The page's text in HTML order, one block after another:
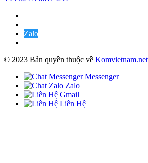
Zalo
© 2023 Bản quyền thuộc về Komvietnam.net
Messenger
Zalo
Gmail
Liên Hệ